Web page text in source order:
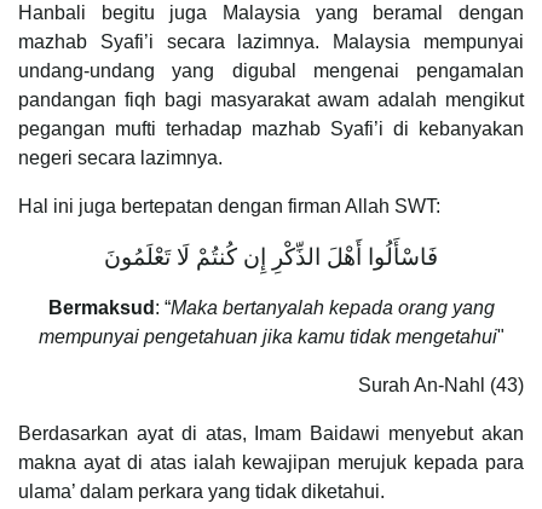
Hanbali begitu juga Malaysia yang beramal dengan
mazhab Syafi’i secara lazimnya. Malaysia mempunyai
undang-undang yang digubal mengenai pengamalan
pandangan fiqh bagi masyarakat awam adalah mengikut
pegangan mufti terhadap mazhab Syafi’i di kebanyakan
negeri secara lazimnya.
Hal ini juga bertepatan dengan firman Allah SWT:
فَاسْأَلُوا أَهْلَ الذِّكْرِ إِن كُنتُمْ لَا تَعْلَمُونَ
Bermaksud : “Maka bertanyalah kepada orang yang
mempunyai pengetahuan jika kamu tidak mengetahui"
Surah An-Nahl (43)
Berdasarkan ayat di atas, Imam Baidawi menyebut akan
makna ayat di atas ialah kewajipan merujuk kepada para
ulama’ dalam perkara yang tidak diketahui.